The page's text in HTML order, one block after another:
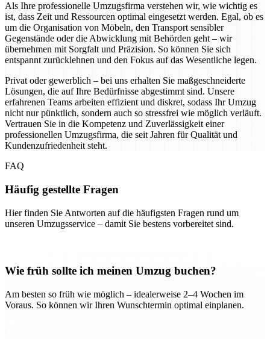
Als Ihre professionelle Umzugsfirma verstehen wir, wie wichtig es
ist, dass Zeit und Ressourcen optimal eingesetzt werden. Egal, ob es
um die Organisation von Möbeln, den Transport sensibler
Gegenstände oder die Abwicklung mit Behörden geht – wir
übernehmen mit Sorgfalt und Präzision. So können Sie sich
entspannt zurücklehnen und den Fokus auf das Wesentliche legen.
Privat oder gewerblich – bei uns erhalten Sie maßgeschneiderte
Lösungen, die auf Ihre Bedürfnisse abgestimmt sind. Unsere
erfahrenen Teams arbeiten effizient und diskret, sodass Ihr Umzug
nicht nur pünktlich, sondern auch so stressfrei wie möglich verläuft.
Vertrauen Sie in die Kompetenz und Zuverlässigkeit einer
professionellen Umzugsfirma, die seit Jahren für Qualität und
Kundenzufriedenheit steht.
FAQ
Häufig gestellte Fragen
Hier finden Sie Antworten auf die häufigsten Fragen rund um
unseren Umzugsservice – damit Sie bestens vorbereitet sind.
Wie früh sollte ich meinen Umzug buchen?
Am besten so früh wie möglich – idealerweise 2–4 Wochen im
Voraus. So können wir Ihren Wunschtermin optimal einplanen.